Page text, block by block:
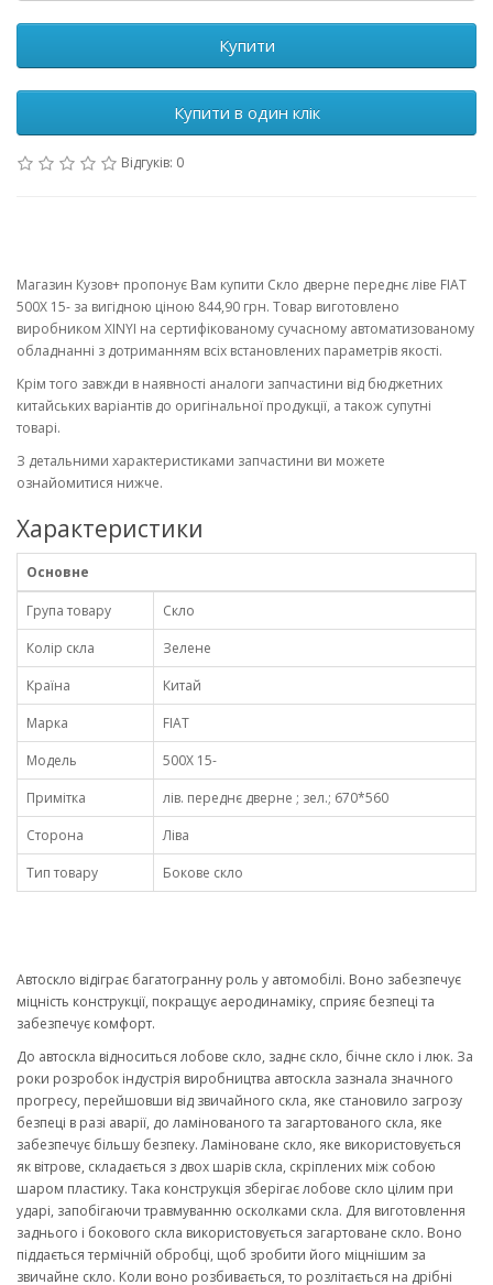
Купити
Купити в один клік
Відгуків: 0
Магазин Кузов+ пропонує Вам купити Скло дверне переднє ліве FIAT
500X 15- за вигідною ціною 844,90 грн. Товар виготовлено
виробником XINYI на сертифікованому сучасному автоматизованому
обладнанні з дотриманням всіх встановлених параметрів якості.
Крім того завжди в наявності аналоги запчастини від бюджетних
китайських варіантів до оригінальної продукції, а також супутні
товарі.
З детальними характеристиками запчастини ви можете
ознайомитися нижче.
Характеристики
Основне
Група товару
Скло
Колір скла
Зелене
Країна
Китай
Марка
FIAT
Модель
500X 15-
Примітка
лів. переднє дверне ; зел.; 670*560
Сторона
Ліва
Тип товару
Бокове скло
Автоскло відіграє багатогранну роль у автомобілі. Воно забезпечує
міцність конструкції, покращує аеродинаміку, сприяє безпеці та
забезпечує комфорт.
До автоскла відноситься лобове скло, заднє скло, бічне скло і люк. За
роки розробок індустрія виробництва автоскла зазнала значного
прогресу, перейшовши від звичайного скла, яке становило загрозу
безпеці в разі аварії, до ламінованого та загартованого скла, яке
забезпечує більшу безпеку. Ламіноване скло, яке використовується
як вітрове, складається з двох шарів скла, скріплених між собою
шаром пластику. Така конструкція зберігає лобове скло цілим при
ударі, запобігаючи травмуванню осколками скла. Для виготовлення
заднього і бокового скла використовується загартоване скло. Воно
піддається термічній обробці, щоб зробити його міцнішим за
звичайне скло. Коли воно розбивається, то розлітається на дрібні